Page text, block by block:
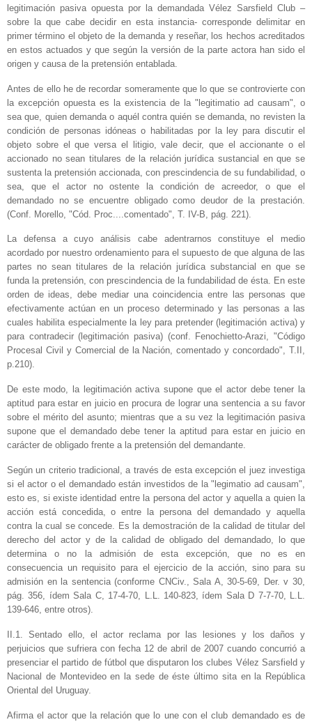
legitimación pasiva opuesta por la demandada Vélez Sarsfield Club –
sobre la que cabe decidir en esta instancia- corresponde delimitar en
primer término el objeto de la demanda y reseñar‚ los hechos acreditados
en estos actuados y que según la versión de la parte actora han sido el
origen y causa de la pretensión entablada.
Antes de ello he de recordar someramente que lo que se controvierte con
la excepción opuesta es la existencia de la "legitimatio ad causam", o
sea que, quien demanda o aquél contra quién se demanda, no revisten la
condición de personas idóneas o habilitadas por la ley para discutir el
objeto sobre el que versa el litigio, vale decir, que el accionante o el
accionado no sean titulares de la relación jurídica sustancial en que se
sustenta la pretensión accionada, con prescindencia de su fundabilidad, o
sea, que el actor no ostente la condición de acreedor, o que el
demandado no se encuentre obligado como deudor de la prestación.
(Conf. Morello, "Cód. Proc....comentado", T. IV-B, pág. 221).
La defensa a cuyo análisis cabe adentrarnos constituye el medio
acordado por nuestro ordenamiento para el supuesto de que alguna de las
partes no sean titulares de la relación jurídica substancial en que se
funda la pretensión, con prescindencia de la fundabilidad de ésta. En este
orden de ideas, debe mediar una coincidencia entre las personas que
efectivamente actúan en un proceso determinado y las personas a las
cuales habilita especialmente la ley para pretender (legitimación activa) y
para contradecir (legitimación pasiva) (conf. Fenochietto-Arazi, "Código
Procesal Civil y Comercial de la Nación, comentado y concordado", T.II,
p.210).
De este modo, la legitimación activa supone que el actor debe tener la
aptitud para estar en juicio en procura de lograr una sentencia a su favor
sobre el mérito del asunto; mientras que a su vez la legitimación pasiva
supone que el demandado debe tener la aptitud para estar en juicio en
carácter de obligado frente a la pretensión del demandante.
Según un criterio tradicional, a través de esta excepción el juez investiga
si el actor o el demandado están investidos de la "legimatio ad causam",
esto es, si existe identidad entre la persona del actor y aquella a quien la
acción está concedida, o entre la persona del demandado y aquella
contra la cual se concede. Es la demostración de la calidad de titular del
derecho del actor y de la calidad de obligado del demandado, lo que
determina o no la admisión de esta excepción, que no es en
consecuencia un requisito para el ejercicio de la acción, sino para su
admisión en la sentencia (conforme CNCiv., Sala A, 30-5-69, Der. v 30,
pág. 356, ídem Sala C, 17-4-70, L.L. 140-823, ídem Sala D 7-7-70, L.L.
139-646, entre otros).
II.1. Sentado ello, el actor reclama por las lesiones y los daños y
perjuicios que sufriera con fecha 12 de abril de 2007 cuando concurrió a
presenciar el partido de fútbol que disputaron los clubes Vélez Sarsfield y
Nacional de Montevideo en la sede de éste último sita en la República
Oriental del Uruguay.
Afirma el actor que la relación que lo une con el club demandado es de